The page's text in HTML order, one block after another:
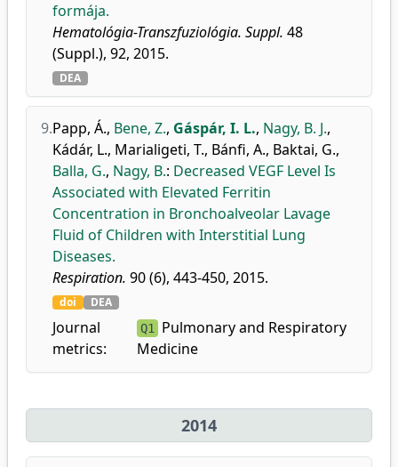
formája.
Hematológia-Transzfuziológia. Suppl. 48
(Suppl.), 92, 2015.
DEA
9.Papp, Á., Bene, Z., Gáspár, I. L., Nagy, B. J.,
Kádár, L., Marialigeti, T., Bánfi, A., Baktai, G.,
Balla, G., Nagy, B.: Decreased VEGF Level Is
Associated with Elevated Ferritin
Concentration in Bronchoalveolar Lavage
Fluid of Children with Interstitial Lung
Diseases.
Respiration. 90 (6), 443-450, 2015.
doi DEA
Journal
metrics:
Q1
Pulmonary and Respiratory
Medicine
2014